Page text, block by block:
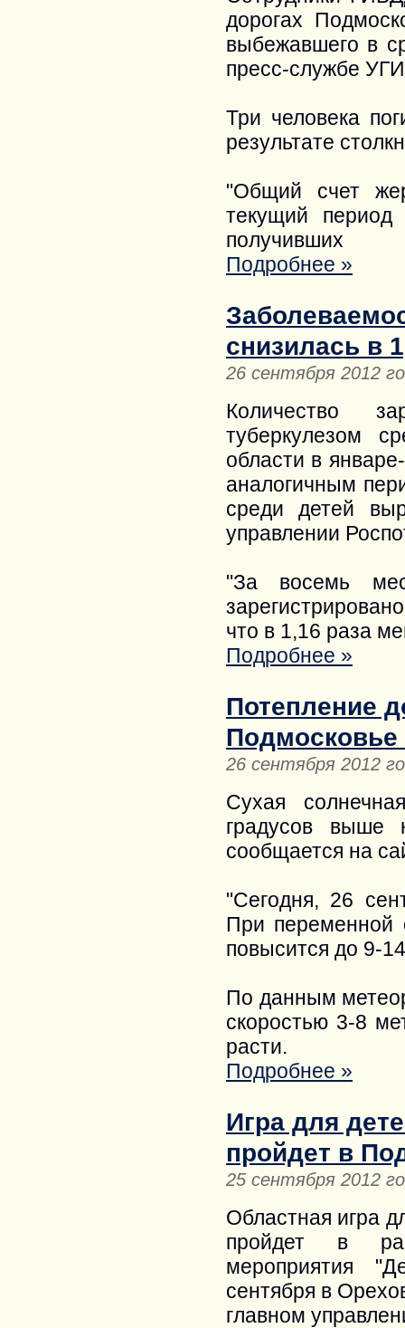
дорогах
выбежавшего в
пресс-службе
Три человека
результате
"Общий счет
текущий
получивших
Подробнее »
снизилась в
26 сентября 2012
Количество
туберкулезом
области в
аналогичным
среди детей
управлении
"За восемь
что в 1,16 раза
Подробнее »
Потепление
Подмосковье
26 сентября 2012
Сухая
градусов выше
сообщается на
"Сегодня, 26
При переменной
повысится до 9-
По данным
скоростью 3-8
расти.
Подробнее »
Игра для
пройдет в
25 сентября 2012
Областная игра
пройдет в
мероприятия
сентября в
главном